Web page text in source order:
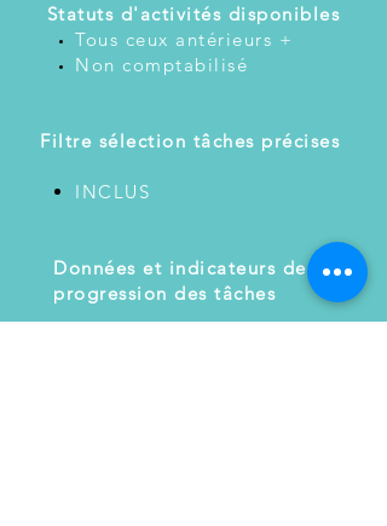
Statuts d'activités disponibles
Tous ceux antérieurs +
Non comptabilisé
Filtre sélection tâches précises
INCLUS
Données et indicateurs de
progression des tâches